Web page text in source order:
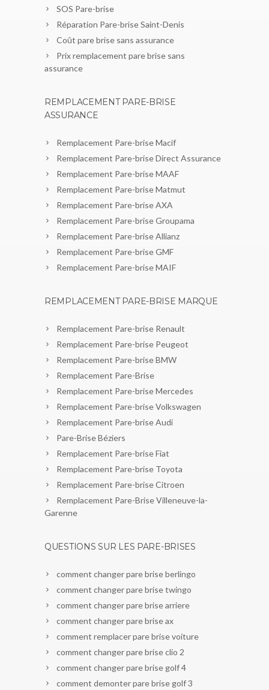
SOS Pare-brise
Réparation Pare-brise Saint-Denis
Coût pare brise sans assurance
Prix remplacement pare brise sans
assurance
REMPLACEMENT PARE-BRISE
ASSURANCE
Remplacement Pare-brise Macif
Remplacement Pare-brise Direct Assurance
Remplacement Pare-brise MAAF
Remplacement Pare-brise Matmut
Remplacement Pare-brise AXA
Remplacement Pare-brise Groupama
Remplacement Pare-brise Allianz
Remplacement Pare-brise GMF
Remplacement Pare-brise MAIF
REMPLACEMENT PARE-BRISE MARQUE
Remplacement Pare-brise Renault
Remplacement Pare-brise Peugeot
Remplacement Pare-brise BMW
Remplacement Pare-Brise
Remplacement Pare-brise Mercedes
Remplacement Pare-brise Volkswagen
Remplacement Pare-brise Audi
Pare-Brise Béziers
Remplacement Pare-brise Fiat
Remplacement Pare-brise Toyota
Remplacement Pare-brise Citroen
Remplacement Pare-Brise Villeneuve-la-
Garenne
QUESTIONS SUR LES PARE-BRISES
comment changer pare brise berlingo
comment changer pare brise twingo
comment changer pare brise arriere
comment changer pare brise ax
comment remplacer pare brise voiture
comment changer pare brise clio 2
comment changer pare brise golf 4
comment demonter pare brise golf 3